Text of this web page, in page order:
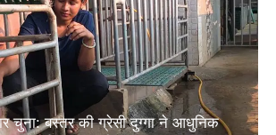
चुना: बस्तर की ग्रेसी दुग्गा ने आधुनिक
की नई कहानी